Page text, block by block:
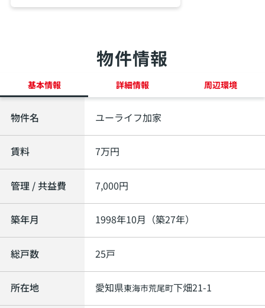
物件情報
基本情報 詳細情報 周辺環境
物件名 ユーライフ加家
賃料 7万円
管理 / 共益費 7,000円
築年月 1998年10月（築27年）
総戸数 25戸
所在地 愛知県東海市荒尾町下畑21-1